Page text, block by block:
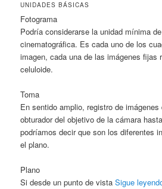
UNIDADES BÁSICAS
Fotograma
Podría considerarse la unidad mínima
cinematográfica. Es cada uno de los
imagen, cada una de las imágenes fijas
celuloide.
Toma
En sentido amplio, registro de imágenes
obturador del objetivo de la cámara
podríamos decir que son los diferentes
el plano.
Plano
Si desde un punto de vistaSigue